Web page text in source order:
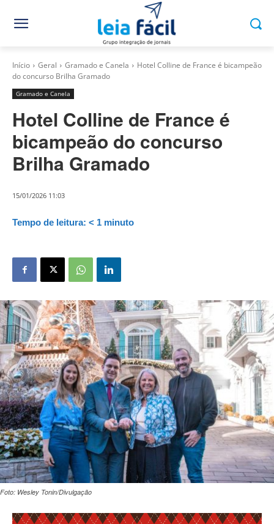
Início Geral Gramado e Canela
Hotel Colline de France é bicampeão
do concurso Brilha Gramado
Gramado e Canela
Hotel Colline de France é
bicampeão do concurso
Brilha Gramado
15/01/2026 11:03
Tempo de leitura: < 1 minuto
Foto: Wesley Tonin/Divulgação